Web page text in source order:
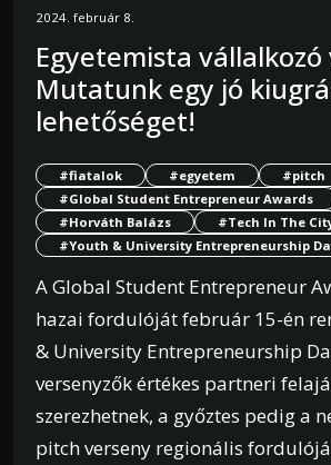
2024. február 8.
Egyetemista vállalkozó
Mutatunk egy jó
lehetőséget!
#fiatalok #egyetem
#pitch
#Global Student Entrepreneur Awards
#Horváth Balázs
#Tech In The
#Youth & University Entrepreneurship
A Global Student Entrepreneur
hazai fordulóját február 15-én
& University Entrepreneurship
versenyzők értékes partneri
szerezhetnek, a győztes pedig a
pitch verseny regionális